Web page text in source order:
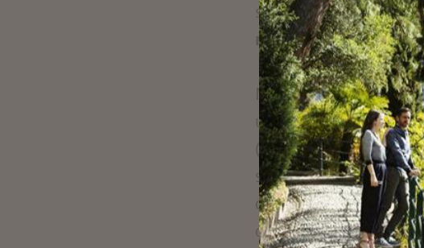
situazioni
riflessione incentrata
Non a caso anche
un autoritratto e,
(Praga, 1883 -
scrittore, intento a
complessogioco di
quella di Kafka, ma